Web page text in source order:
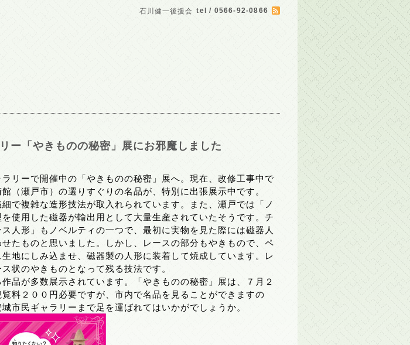
石川健一後援会 tel / 0566-92-0866
ー「やきものの秘密」展にお邪魔しました
リーで開催中の「やきものの秘密」展へ。現在、改修工事中で
（瀬戸市）の選りすぐりの名品が、特別に出張展示中です。
で複雑な造形技法が取入れられています。また、瀬戸では「ノ
使用した磁器が輸出用として大量生産されていたそうです。チ
人形」もノベルティの一つで、最初に実物を見た際には磁器人
たものと思いました。しかし、レースの部分もやきもので、ペ
地にしみ込ませ、磁器製の人形に装着して焼成しています。レ
状のやきものとなって残る技法です。
品が多数展示されています。「やきものの秘密」展は、７月２
料２００円必要ですが、市内で名品を見ることができますの
市民ギャラリーまで足を運ばれてはいかがでしょうか。